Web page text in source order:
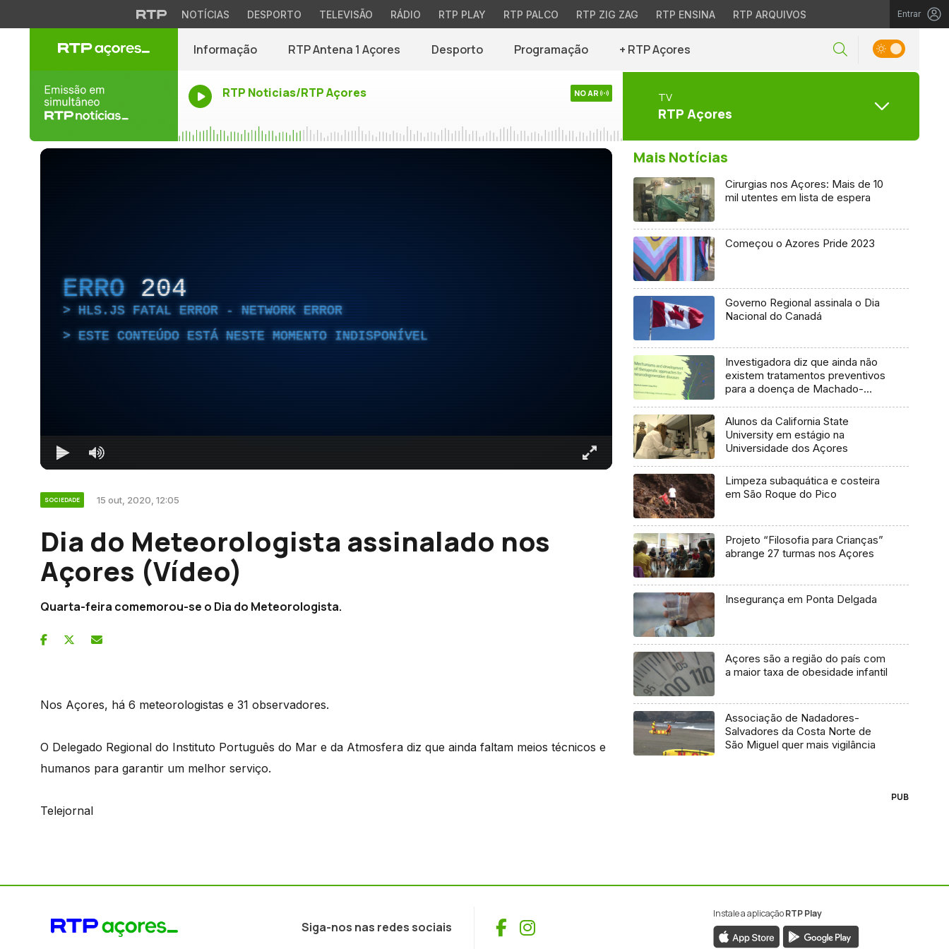
NOTÍCIAS DESPORTO TELEVISÃO RÁDIO RTP PLAY RTP PALCO RTP ZIG ZAG RTP ENSINA RTP ARQUIVOS Entrar
Informação RTP Antena 1 Açores Desporto Programação + RTP Açores
RTP Noticias/RTP Açores NO AR TV
RTP Açores
ERRO 204
HLS.JS FATAL ERROR - NETWORK ERROR
ESTE CONTEÚDO ESTÁ NESTE MOMENTO INDISPONÍVEL
SOCIEDADE 15 out, 2020, 12:05
Dia do Meteorologista assinalado nos
Açores (Vídeo)
Quarta-feira comemorou-se o Dia do Meteorologista.
Nos Açores, há 6 meteorologistas e 31 observadores.
O Delegado Regional do Instituto Português do Mar e da Atmosfera diz que ainda faltam meios técnicos e
humanos para garantir um melhor serviço.
Telejornal
Mais Notícias
Cirurgias nos Açores: Mais de 10
mil utentes em lista de espera
Começou o Azores Pride 2023
Governo Regional assinala o Dia
Nacional do Canadá
Investigadora diz que ainda não
existem tratamentos preventivos
para a doença de Machado-
Alunos da California State
University em estágio na
Universidade dos Açores
Limpeza subaquática e costeira
em São Roque do Pico
Projeto “Filosofia para Crianças”
abrange 27 turmas nos Açores
Insegurança em Ponta Delgada
Açores são a região do país com
a maior taxa de obesidade infantil
Associação de Nadadores-
Salvadores da Costa Norte de
São Miguel quer mais vigilância
PUB
Siga-nos nas redes sociais Facebook
Instagram
Instale a aplicaçãoRTP Play